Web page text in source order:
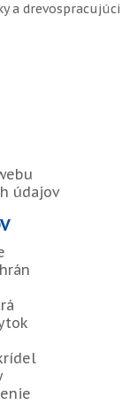
a drevospracujúci
údajov